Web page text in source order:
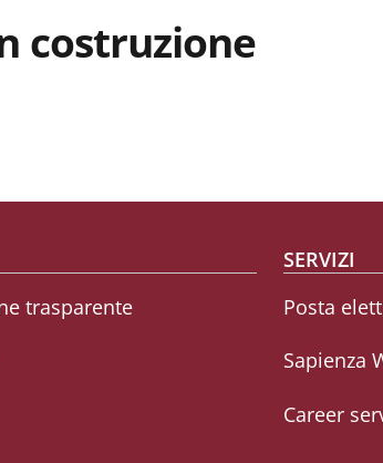
costruzione
menu
trasparente
SERVIZI
Posta
Sapienza
Career